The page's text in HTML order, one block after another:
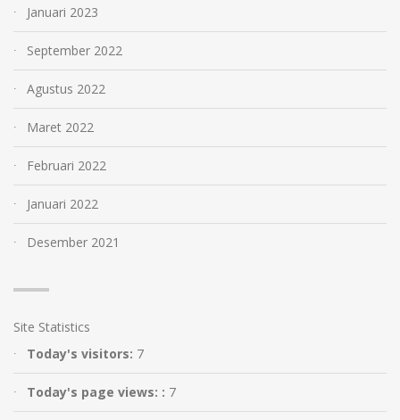
Januari 2023
September 2022
Agustus 2022
Maret 2022
Februari 2022
Januari 2022
Desember 2021
Site Statistics
Today's visitors: 7
Today's page views: : 7